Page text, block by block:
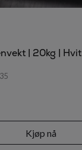
| 20kg | Hvit
Kjøp nå